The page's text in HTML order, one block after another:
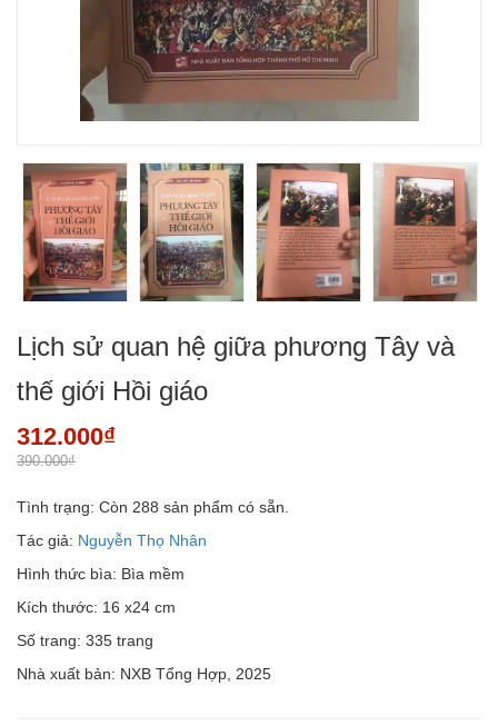
Lịch sử quan hệ giữa phương Tây và
thế giới Hồi giáo
312.000₫
390.000₫
Tình trạng: Còn 288 sản phẩm có sẵn.
Tác giả: Nguyễn Thọ Nhân
Hình thức bìa: Bìa mềm
Kích thước: 16 x24 cm
Số trang: 335 trang
Nhà xuất bản: NXB Tổng Hợp, 2025